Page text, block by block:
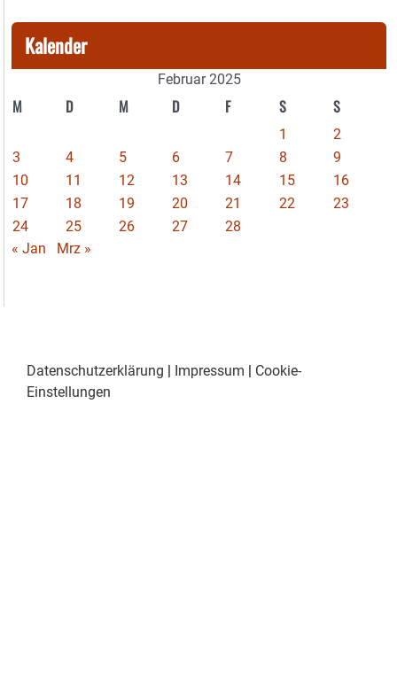
Kalender
Februar 2025
M D M D F S S
1
2
3
4 5 6 7 8
9
10
11 12 13 14 15
16
17
18 19 20 21 22
23
24
25 26 27
28
« Jan
Mrz »
Datenschutzerklärung | Impressum | Cookie-
Einstellungen